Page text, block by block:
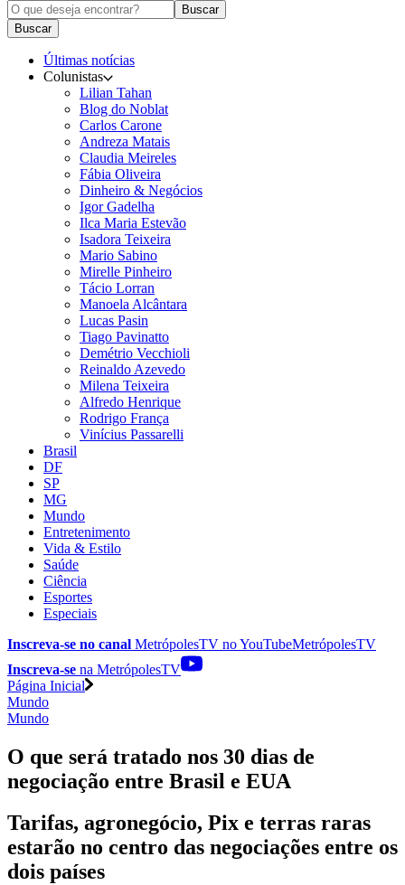
Buscar
Buscar
Últimas notícias
Colunistas
Lilian Tahan
Blog do Noblat
Carlos Carone
Andreza Matais
Claudia Meireles
Fábia Oliveira
Dinheiro & Negócios
Igor Gadelha
Ilca Maria Estevão
Isadora Teixeira
Mario Sabino
Mirelle Pinheiro
Tácio Lorran
Manoela Alcântara
Lucas Pasin
Tiago Pavinatto
Demétrio Vecchioli
Reinaldo Azevedo
Milena Teixeira
Alfredo Henrique
Rodrigo França
Vinícius Passarelli
Brasil
DF
SP
MG
Mundo
Entretenimento
Vida & Estilo
Saúde
Ciência
Esportes
Especiais
Inscreva-se no canal MetrópolesTV noYouTubeMetrópolesTV
Inscreva-se na MetrópolesTV
Página Inicial
Mundo
Mundo
O que será tratado nos 30 dias de
negociação entre Brasil e EUA
Tarifas, agronegócio, Pix e terras raras
estarão no centro das negociações entre os
dois países